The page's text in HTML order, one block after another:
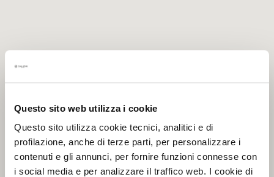
Questo sito web utilizza i cookie
Questo sito utilizza cookie tecnici, analitici e di
profilazione, anche di terze parti, per personalizzare i
contenuti e gli annunci, per fornire funzioni connesse con
i social media e per analizzare il traffico web. I cookie di
n
t
o
e
s
p
e
c